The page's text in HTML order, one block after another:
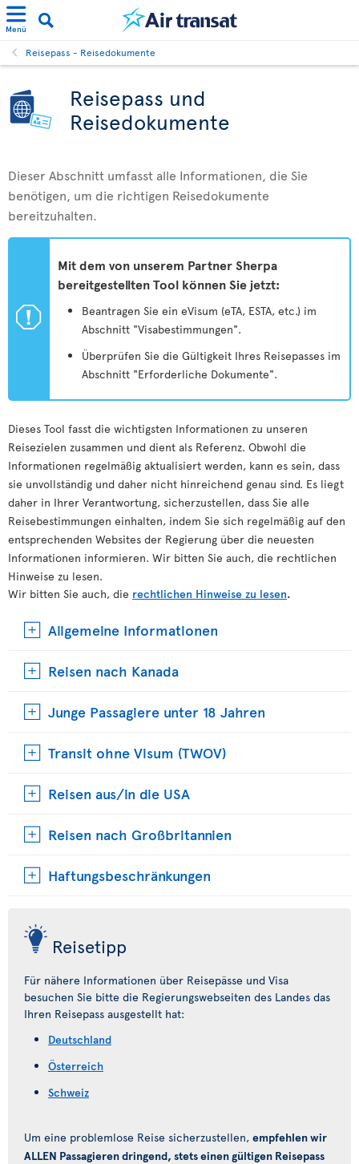
Menü
Reisepass - Reisedokumente
Reisepass und
Reisedokumente
Dieser Abschnitt umfasst alle Informationen, die Sie
benötigen, um die richtigen Reisedokumente
bereitzuhalten.
ü
Mit dem von unserem Partner Sherpa
bereitgestellten Tool können Sie jetzt:
Beantragen Sie ein eVisum (eTA, ESTA, etc.) im
Abschnitt "Visabestimmungen".
Überprüfen Sie die Gültigkeit Ihres Reisepasses im
Abschnitt "Erforderliche Dokumente".
Dieses Tool fasst die wichtigsten Informationen zu unseren
Reisezielen zusammen und dient als Referenz. Obwohl die
Informationen regelmäßig aktualisiert werden, kann es sein, dass
sie unvollständig und daher nicht hinreichend genau sind. Es liegt
daher in Ihrer Verantwortung, sicherzustellen, dass Sie alle
Reisebestimmungen einhalten, indem Sie sich regelmäßig auf den
entsprechenden Websites der Regierung über die neuesten
Informationen informieren. Wir bitten Sie auch, die rechtlichen
Hinweise zu lesen.
Wir bitten Sie auch, die rechtlichen Hinweise zu lesen.
Allgemeine Informationen
Reisen nach Kanada
Junge Passagiere unter 18 Jahren
Transit ohne Visum (TWOV)
Reisen aus/in die USA
Reisen nach Großbritannien
Haftungsbeschränkungen
Reisetipp
Für nähere Informationen über Reisepässe und Visa
besuchen Sie bitte die Regierungswebseiten des Landes das
Ihren Reisepass ausgestellt hat:
Deutschland
Österreich
Schweiz
Um eine problemlose Reise sicherzustellen, empfehlen wir
ALLEN Passagieren dringend, stets einen gültigen Reisepass